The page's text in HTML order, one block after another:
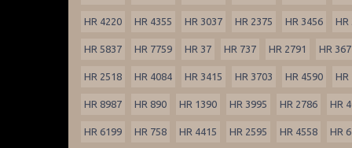
HR 4220 HR 4355 HR 3037 HR 2375 HR 3456 HR
HR 5837 HR 7759 HR 37 HR 737 HR 2791 HR
HR 2518 HR 4084 HR 3415 HR 3703 HR 4590 HR
HR 8987 HR 890 HR 1390 HR 3995 HR 2786 HR
HR 6199 HR 758 HR 4415 HR 2595 HR 4558 HR